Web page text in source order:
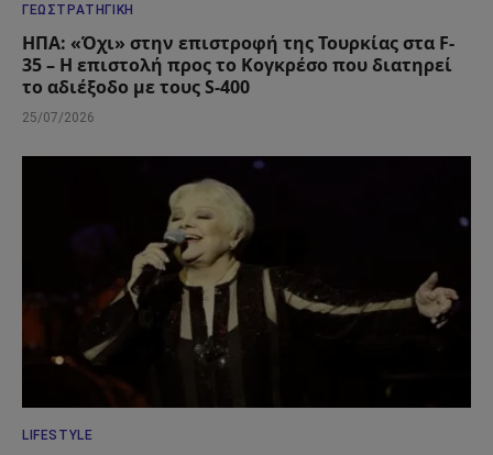
ΓΕΩΣΤΡΑΤΗΓΙΚΉ
ΗΠΑ: «Όχι» στην επιστροφή της Τουρκίας στα F-
35 – Η επιστολή προς το Κογκρέσο που διατηρεί
το αδιέξοδο με τους S-400
25/07/2026
LIFESTYLE